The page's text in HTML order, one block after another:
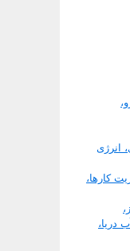
انرژی
کارها،
دریا،